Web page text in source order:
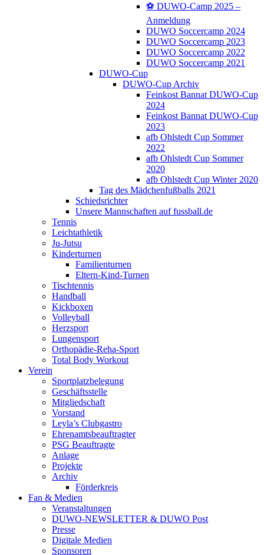
⚽️ DUWO-Camp 2025 –
Anmeldung
DUWO Soccercamp 2024
DUWO Soccercamp 2023
DUWO Soccercamp 2022
DUWO Soccercamp 2021
DUWO-Cup
DUWO-Cup Archiv
Feinkost Bannat DUWO-Cup
2024
Feinkost Bannat DUWO-Cup
2023
afb Ohlstedt Cup Sommer
2022
afb Ohlstedt Cup Sommer
2020
afb Ohlstedt Cup Winter 2020
Tag des Mädchenfußballs 2021
Schiedsrichter
Unsere Mannschaften auf fussball.de
Tennis
Leichtathletik
Ju-Jutsu
Kinderturnen
Familienturnen
Eltern-Kind-Turnen
Tischtennis
Handball
Kickboxen
Volleyball
Herzsport
Lungensport
Orthopädie-Reha-Sport
Total Body Workout
Verein
Sportplatzbelegung
Geschäftsstelle
Mitgliedschaft
Vorstand
Leyla’s Clubgastro
Ehrenamtsbeauftragter
PSG Beauftragte
Anlage
Projekte
Archiv
Förderkreis
Fan & Medien
Veranstaltungen
DUWO-NEWSLETTER & DUWO Post
Presse
Digitale Medien
Sponsoren